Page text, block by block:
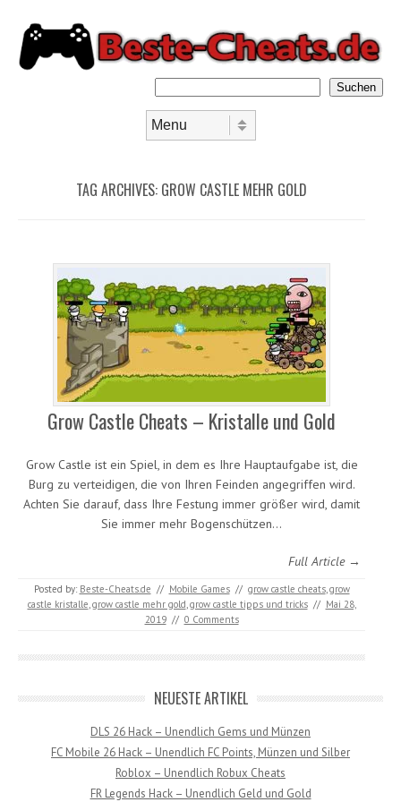
Suchen
TAG ARCHIVES: GROW CASTLE MEHR GOLD
Grow Castle Cheats – Kristalle und Gold
Grow Castle ist ein Spiel, in dem es Ihre Hauptaufgabe ist, die
Burg zu verteidigen, die von Ihren Feinden angegriffen wird.
Achten Sie darauf, dass Ihre Festung immer größer wird, damit
Sie immer mehr Bogenschützen…
Full Article →
Posted by: Beste-Cheats.de // Mobile Games // grow castle cheats, grow
castle kristalle grow castle mehr gold grow castle tipps und tricks // Mai 28,
2019 // 0 Comments
NEUESTE ARTIKEL
DLS 26 Hack – Unendlich Gems und Münzen
FC Mobile 26 Hack – Unendlich FC Points, Münzen und Silber
Roblox – Unendlich Robux Cheats
FR Legends Hack – Unendlich Geld und Gold